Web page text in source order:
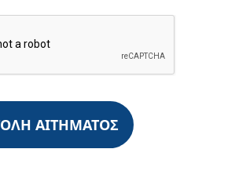
AΙΤΗΜΑΤΟΣ